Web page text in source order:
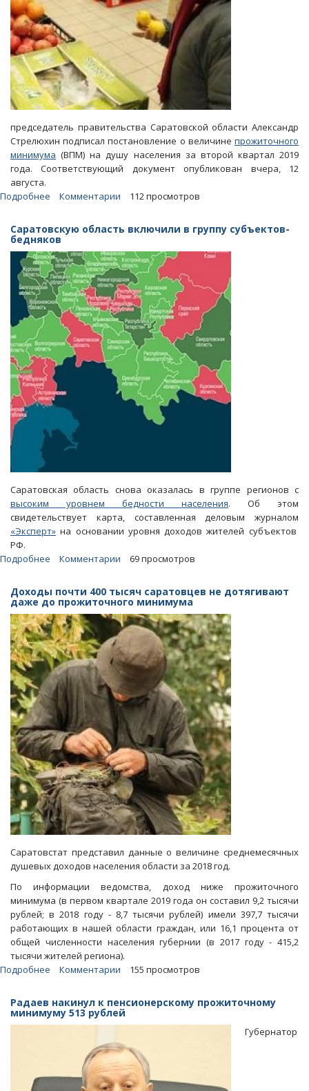
председатель правительства Саратовской области Александр
Стрелюхин подписал постановление о величине прожиточного
минимума (ВПМ) на душу населения за второй квартал 2019
года. Соответствующий документ опубликован вчера, 12
августа.
Подробнее
Саратовской
области
прожиточный
минимум
увеличен
на
300
рублей
Комментарии 112 просмотров
Саратовскую область включили в группу субъектов-
бедняков
Саратовская область снова оказалась в группе регионов с
высоким уровнем бедности населения. Об этом
свидетельствует карта, составленная деловым журналом
«Эксперт» на основании уровня доходов жителей субъектов
РФ.
Подробнее
включили
в
группу
субъектов-
бедняков
Комментарии 69 просмотров
Доходы почти 400 тысяч саратовцев не дотягивают
даже до прожиточного минимума
Саратовстат представил данные о величине среднемесячных
душевых доходов населения области за 2018 год.
По информации ведомства, доход ниже прожиточного
минимума (в первом квартале 2019 года он составил 9,2 тысячи
рублей; в 2018 году - 8,7 тысячи рублей) имели 397,7 тысячи
работающих в нашей области граждан, или 16,1 процента от
общей численности населения губернии (в 2017 году - 415,2
тысячи жителей региона).
Подробнее
400
тысяч
дотягивают
даже
Комментарии 155 просмотров
Радаев накинул к пенсионерскому прожиточному
минимуму 513 рублей
Губернатор